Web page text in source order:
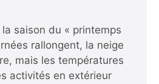
la saison du « printemps
rallongent, la neige
mais les températures
activités en extérieur